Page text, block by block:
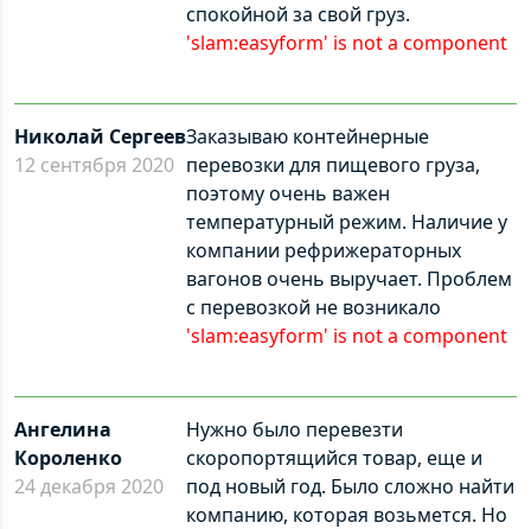
спокойной за свой груз.
'slam:easyform' is not a component
Николай Сергеев
12 сентября 2020
Заказываю контейнерные
перевозки для пищевого груза,
поэтому очень важен
температурный режим. Наличие у
компании рефрижераторных
вагонов очень выручает. Проблем
с перевозкой не возникало
'slam:easyform' is not a component
Ангелина
Короленко
24 декабря 2020
Нужно было перевезти
скоропортящийся товар, еще и
под новый год. Было сложно найти
компанию, которая возьмется. Но